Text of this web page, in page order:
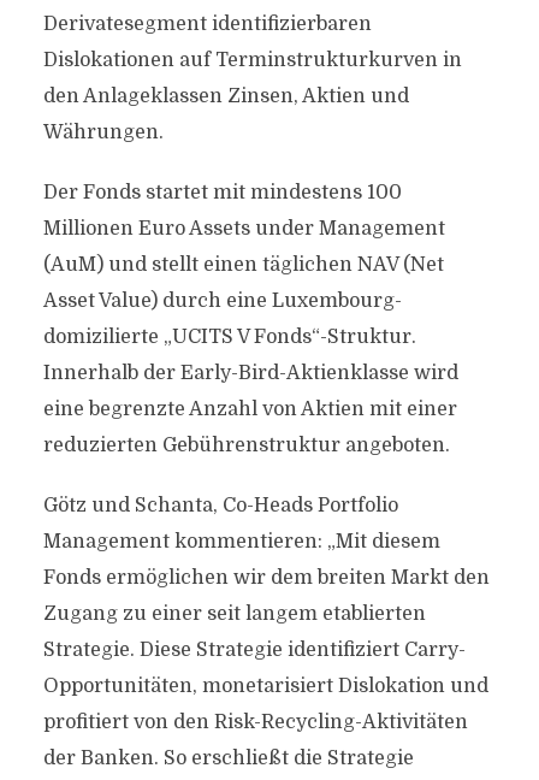
Derivatesegment identifizierbaren
Dislokationen auf Terminstrukturkurven in
den Anlageklassen Zinsen, Aktien und
Währungen.
Der Fonds startet mit mindestens 100
Millionen Euro Assets under Management
(AuM) und stellt einen täglichen NAV (Net
Asset Value) durch eine Luxembourg-
domizilierte „UCITS V Fonds“-Struktur.
Innerhalb der Early-Bird-Aktienklasse wird
eine begrenzte Anzahl von Aktien mit einer
reduzierten Gebührenstruktur angeboten.
Götz und Schanta, Co-Heads Portfolio
Management kommentieren: „Mit diesem
Fonds ermöglichen wir dem breiten Markt den
Zugang zu einer seit langem etablierten
Strategie. Diese Strategie identifiziert Carry-
Opportunitäten, monetarisiert Dislokation und
profitiert von den Risk-Recycling-Aktivitäten
der Banken. So erschließt die Strategie